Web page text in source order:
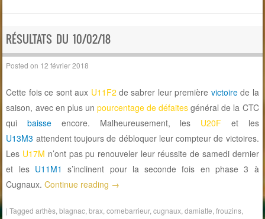
RÉSULTATS DU 10/02/18
Posted on 12 février 2018
Cette fois ce sont aux U11F2 de sabrer leur première victoirede la
saison, avec en plus un pourcentage de défaites général de la CTC
quibaisse encore. Malheureusement, les U20F et les
U13M3 attendent toujours de débloquer leur compteur de victoires.
Les U17M n’ont pas pu renouveler leur réussite de samedi dernier
et les U11M1 s’inclinent pour la seconde fois en phase 3 à
Cugnaux.Continue reading →
|Taggedarthès ,blagnac ,brax ,cornebarrieur,cugnaux ,damiatte ,frouzins